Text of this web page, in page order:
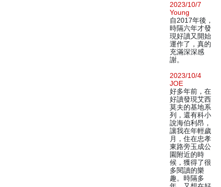
2023/10/7
Young
自2017年後，
時隔六年才發
現好讀又開始
運作了，真的
充滿深深感
謝。
2023/10/4
JOE
好多年前，在
好讀發現艾西
莫夫的基地系
列，還有科小
說海伯利昂，
讓我在年輕歲
月，住在忠孝
東路旁玉成公
園附近的時
候，獲得了很
多閱讀的樂
趣。時隔多